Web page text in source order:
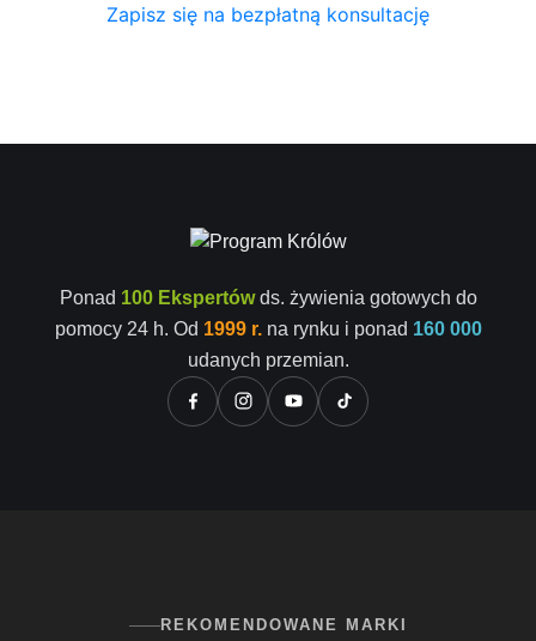
Zapisz się na bezpłatną konsultację
Ponad 100 Ekspertówds. żywienia gotowych do
pomocy 24 h. Od 1999 r.na rynku i ponad 160 000
udanych przemian.
REKOMENDOWANE MARKI